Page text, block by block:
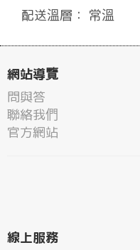
配送溫層： 常溫
網站導覽
問與答
聯絡我們
官方網站
線上服務